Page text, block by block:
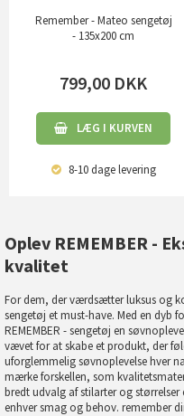
Remember - Mateo sengetøj
- 135x200 cm
799,00 DKK
LÆG I KURVEN
8-10 dagelevering
Oplev REMEMBER -
kvalitet
For dem, der værdsætter luksus og
sengetøj et must-have. Med en dyb
REMEMBER - sengetøj en
vævet for at skabe et produkt, der
uforglemmelig søvnoplevelse hver
mærke forskellen, som
bredt udvalg af stilarter og størrelser
enhver smag og behov. remember